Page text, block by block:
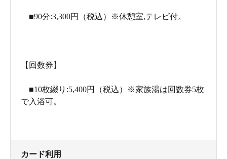
■90分:3,300円（税込）※休憩室,テレビ付。
【回数券】
■10枚綴り:5,400円（税込）※家族湯は回数券5枚
で入浴可。
カード利用